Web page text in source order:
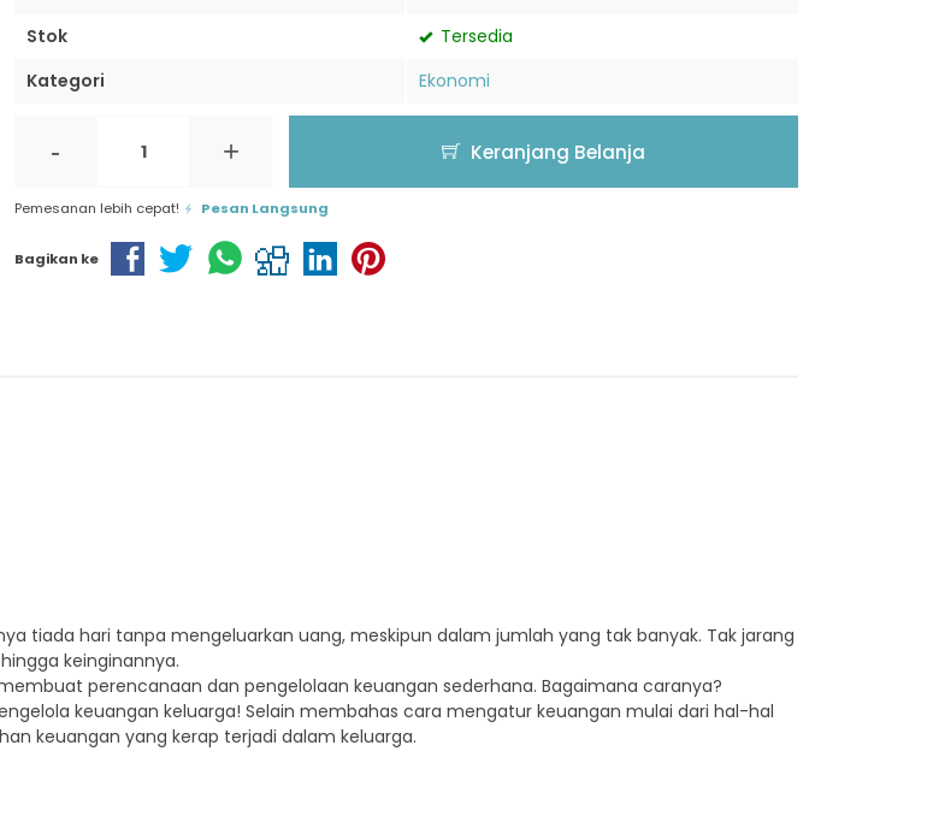
Stok
Tersedia
Kategori
Ekonomi
- + Keranjang Belanja
Pemesanan lebih cepat! Pesan Langsung
Bagikan ke
tiada hari tanpa mengeluarkan uang, meskipun dalam jumlah yang tak banyak. Tak jarang
keinginannya.
perencanaan dan pengelolaan keuangan sederhana. Bagaimana caranya?
keuangan keluarga! Selain membahas cara mengatur keuangan mulai dari hal-hal
keuangan yang kerap terjadi dalam keluarga.